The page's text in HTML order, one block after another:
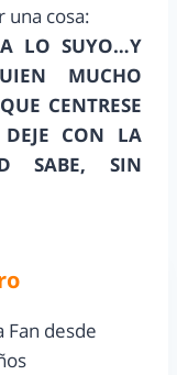
una cosa:
LO SUYO…Y
MUCHO
CENTRESE
CON LA
SABE, SIN
Fan desde